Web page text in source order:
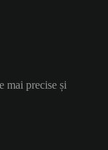
mai precise și